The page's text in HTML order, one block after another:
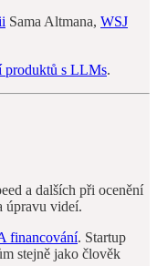
Sama Altmana, WSJ
produktů s LLMs.
a dalších při ocenění
úpravu videí.
financování. Startup
stejně jako člověk